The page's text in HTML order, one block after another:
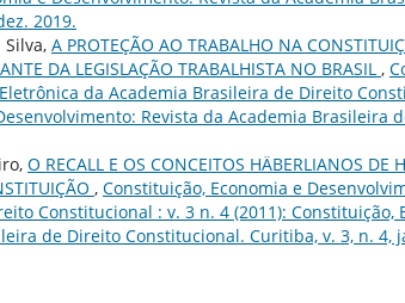
2019.
A PROTEÇÃO AO TRABALHO NA
DA LEGISLAÇÃO TRABALHISTA NO BRASIL ,
da Academia Brasileira de Direito
Revista da Academia Brasileira
O RECALL E OS CONCEITOS HÄBERLIANOS DE
, Constituição, Economia e
Constitucional : v. 3 n. 4 (2011): Constituição,
de Direito Constitucional. Curitiba, v. 3, n. 4,